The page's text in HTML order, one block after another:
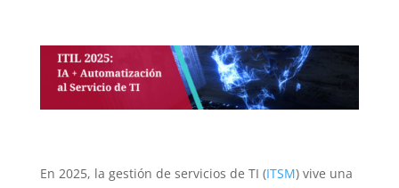
En 2025, la gestión de servicios de TI (ITSM) vive una